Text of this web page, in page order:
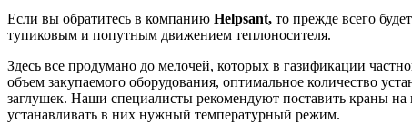
Если вы обратитесь в компанию Helpsant, то прежде всего
тупиковым и попутным движением теплоносителя.
Здесь все продумано до мелочей, которых в газификации
объем закупаемого оборудования, оптимальное количество
заглушек. Наши специалисты рекомендуют поставить краны на
устанавливать в них нужный температурный режим.